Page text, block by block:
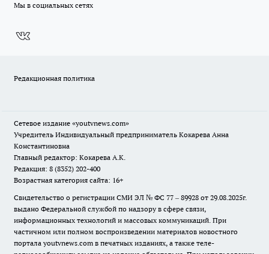
Мы в социальных сетях
Редакционная политика
Сетевое издание «youtvnews.com»
Учредитель Индивидуальный предприниматель Кокарева Анна
Константиновна
Главный редактор: Кокарева А.К.
Редакция: 8 (8352) 202-400
Возрастная категория сайта: 16+
Свидетельство о регистрации СМИ ЭЛ № ФС 77 – 89928 от 29.08.2025г.
выдано Федеральной службой по надзору в сфере связи,
информационных технологий и массовых коммуникаций. При
частичном или полном воспроизведении материалов новостного
портала youtvnews.com в печатных изданиях, а также теле-